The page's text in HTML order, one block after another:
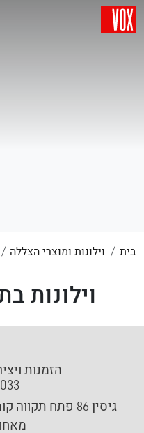
בית וילונות ומוצרי הצללה
וילונות
הזמנות